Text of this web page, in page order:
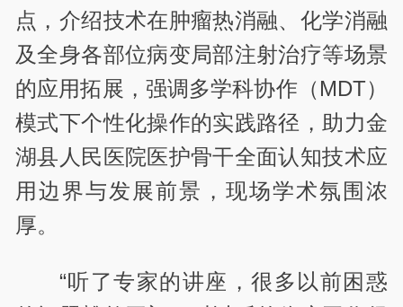
点，介绍技术在肿瘤热消融、化学消融
及全身各部位病变局部注射治疗等场景
的应用拓展，强调多学科协作（MDT）
模式下个性化操作的实践路径，助力金
湖县人民医院医护骨干全面认知技术应
用边界与发展前景，现场学术氛围浓
厚。
“听了专家的讲座，很多以前困惑